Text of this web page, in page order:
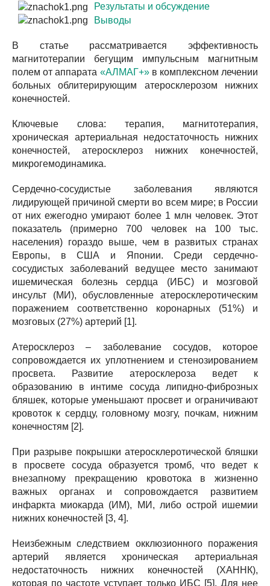
Результаты и обсуждение
Выводы
В статье рассматривается эффективность
магнитотерапии бегущим импульсным магнитным
полем от аппарата «АЛМАГ+»в комплексном лечении
больных облитерирующим атеросклерозом нижних
конечностей.
Ключевые слова: терапия, магнитотерапия,
хроническая артериальная недостаточность нижних
конечностей, атеросклероз нижних конечностей,
микрогемодинамика.
Сердечно-сосудистые заболевания являются
лидирующей причиной смерти во всем мире; в России
от них ежегодно умирают более 1 млн человек. Этот
показатель (примерно 700 человек на 100 тыс.
населения) гораздо выше, чем в развитых странах
Европы, в США и Японии. Среди сердечно-
сосудистых заболеваний ведущее место занимают
ишемическая болезнь сердца (ИБС) и мозговой
инсульт (МИ), обусловленные атеросклеротическим
поражением соответственно коронарных (51%) и
мозговых (27%) артерий [1].
Атеросклероз – заболевание сосудов, которое
сопровождается их уплотнением и стенозированием
просвета. Развитие атеросклероза ведет к
образованию в интиме сосуда липидно-фиброзных
бляшек, которые уменьшают просвет и ограничивают
кровоток к сердцу, головному мозгу, почкам, нижним
конечностям [2].
При разрыве покрышки атеросклеротической бляшки
в просвете сосуда образуется тромб, что ведет к
внезапному прекращению кровотока в жизненно
важных органах и сопровождается развитием
инфаркта миокарда (ИМ), МИ, либо острой ишемии
нижних конечностей [3, 4].
Неизбежным следствием окклюзионного поражения
артерий является хроническая артериальная
недостаточность нижних конечностей (ХАННК),
которая по частоте уступает только ИБС [5]. Для нее